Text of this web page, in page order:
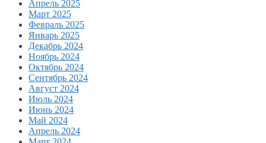
Апрель 2025
Март 2025
Февраль 2025
Январь 2025
Декабрь 2024
Ноябрь 2024
Октябрь 2024
Сентябрь 2024
Август 2024
Июль 2024
Июнь 2024
Май 2024
Апрель 2024